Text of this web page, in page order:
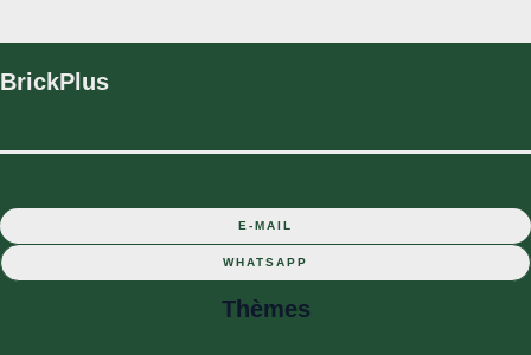
BrickPlus
E-MAIL
WHATSAPP
Thèmes